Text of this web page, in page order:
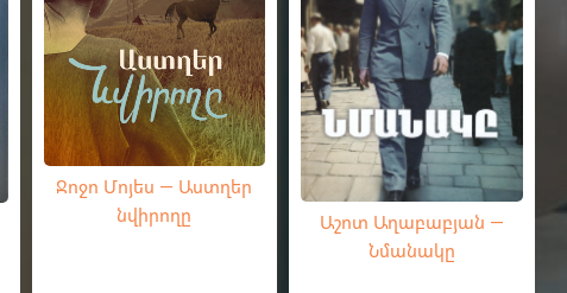
Ջոջո Մոյես — Աստղեր
նվիրողը
Աշոտ Աղաբաբյան —
Նմանակը